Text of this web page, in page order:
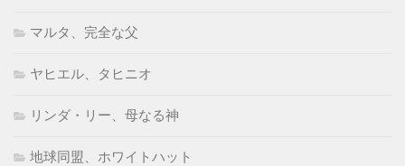
マルタ、完全な父
ヤヒエル、タヒニオ
リンダ・リー、母なる神
地球同盟、ホワイトハット